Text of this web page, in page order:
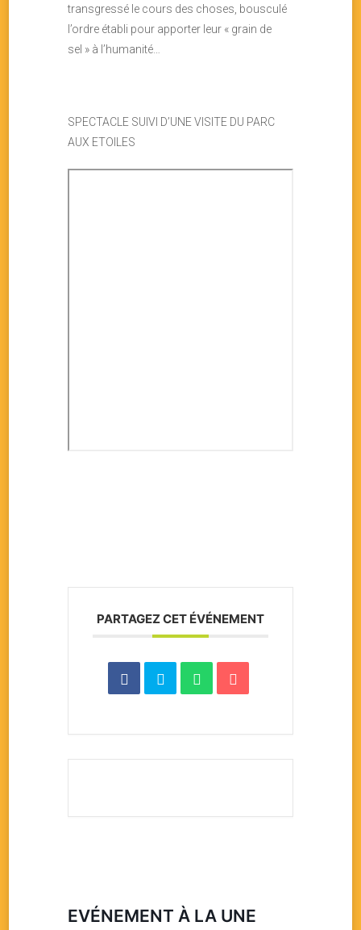
transgressé le cours des choses, bousculé
l’ordre établi pour apporter leur « grain de
sel » à l’humanité…
SPECTACLE SUIVI D’UNE VISITE DU PARC
AUX ETOILES
PARTAGEZ CET ÉVÉNEMENT
EVÉNEMENT À LA UNE